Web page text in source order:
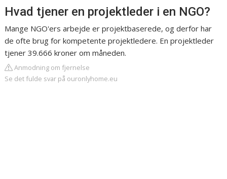
Hvad tjener en projektleder i en NGO?
Mange NGO'ers arbejde er projektbaserede, og derfor har
de ofte brug for kompetente projektledere. En projektleder
tjener 39.666 kroner om måneden.
Anmodning om fjernelse
Se det fulde svar på ouronlyhome.eu